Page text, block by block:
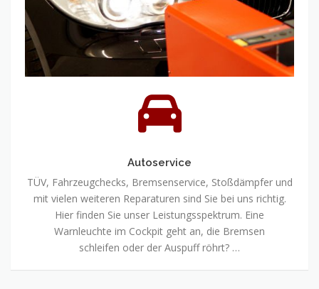
Autoservice
TÜV, Fahrzeugchecks, Bremsenservice, Stoßdämpfer und
mit vielen weiteren Reparaturen sind Sie bei uns richtig.
Hier finden Sie unser Leistungsspektrum. Eine
Warnleuchte im Cockpit geht an, die Bremsen
schleifen oder der Auspuff röhrt? …